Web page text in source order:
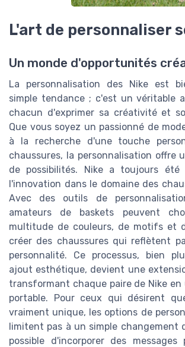
L'art de personnaliser
Un monde d'opportunités
La personnalisation des Nike est
simple tendance ; c'est un véritable
chacun d'exprimer sa créativité et
Que vous soyez un passionné de
à la recherche d'une touche
chaussures, la personnalisation offre
de possibilités. Nike a toujours
l'innovation dans le domaine des
Avec des outils de
amateurs de baskets peuvent
multitude de couleurs, de motifs et
créer des chaussures qui reflètent
personnalité. Ce processus, bien
ajout esthétique, devient une
transformant chaque paire de Nike
portable. Pour ceux qui désirent
vraiment unique, les options de
limitent pas à un simple changement
possible d'incorporer des messages